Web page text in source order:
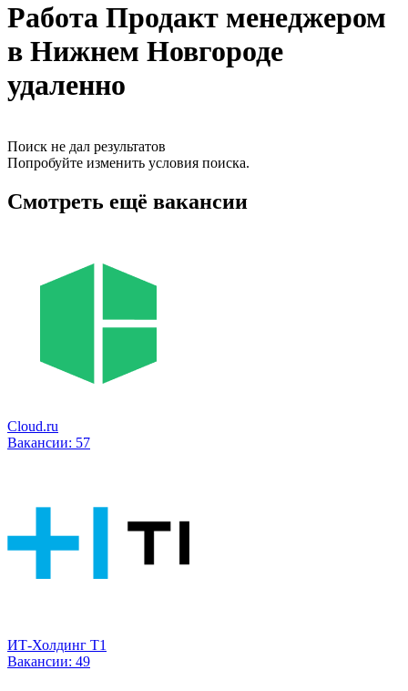
Работа Продакт менеджером
в Нижнем Новгороде
удаленно
Поиск не дал результатов
Попробуйте изменить условия поиска.
Смотреть ещё вакансии
Cloud.ru
Вакансии: 57
ИТ-Холдинг Т1
Вакансии: 49